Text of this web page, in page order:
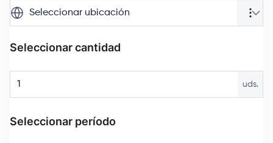
Seleccionar ubicación
Seleccionar cantidad
uds.
Seleccionar período